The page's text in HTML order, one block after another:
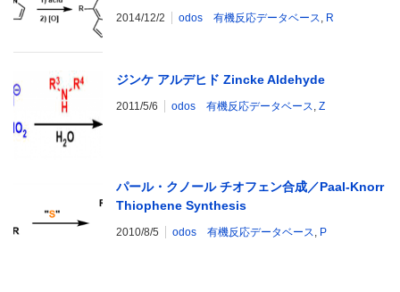
2014/12/2 odos 有機反応データベース, R
ジンケ アルデヒド Zincke Aldehyde
2011/5/6 odos 有機反応データベース, Z
パール・クノール チオフェン合成／Paal-Knorr
Thiophene Synthesis
2010/8/5 odos 有機反応データベース, P